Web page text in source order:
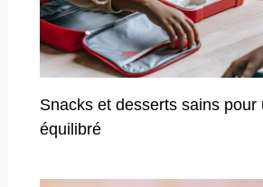
Snacks et desserts sains pour
équilibré